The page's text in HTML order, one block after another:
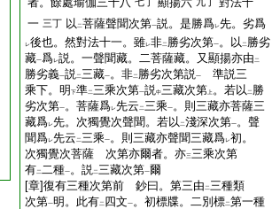
一 三丁 以 二菩薩聲聞次第一説。是勝爲レ先。劣爲
レ後也。然對法十一。雖レ非二 勝劣次第一。以 二 勝劣
藏一爲レ説。一聲聞藏。二菩薩藏。又顯揚亦由 二
勝劣義一説二三藏一。非二 勝劣次第説一
準説三
乘下。明 下準二三乘次第一説中三藏次第 上 。若以 二 勝
劣次第一。菩薩爲レ先云 二三乘一。則三藏亦菩薩三
藏爲レ先。次獨覺次聲聞。若以 二淺深次第一。聲
聞爲レ先云 二三乘一。則三藏亦聲聞三藏爲レ初。
次獨覺次菩薩 次第亦爾者。亦三三乘次第
有二二種一。説二三藏次第一爾
[章]復有三種次第前 鈔曰。第三由 二三種類
次第一明。此有二 四文一。初標牒。二別標二第一種